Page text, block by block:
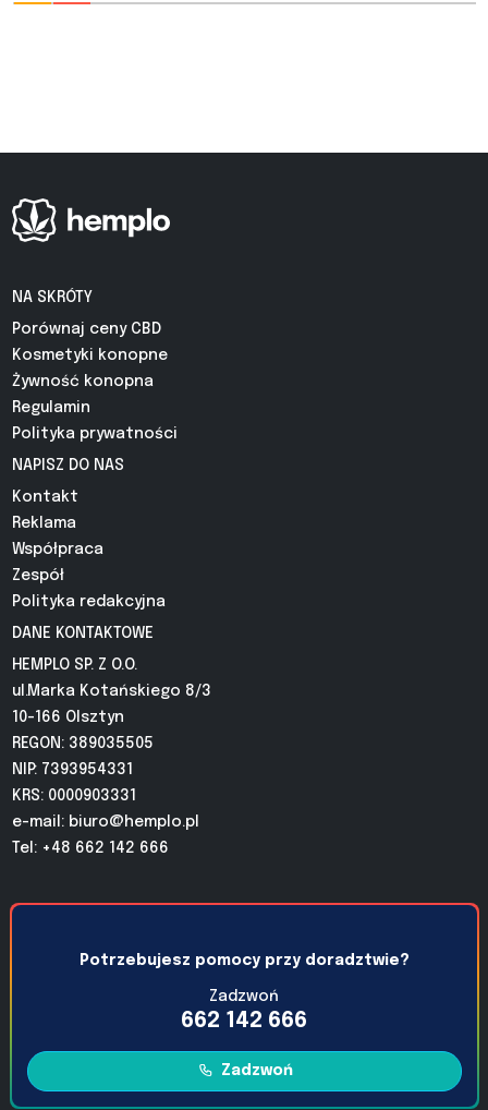
NA SKRÓTY
Porównaj ceny CBD
Kosmetyki konopne
Żywność konopna
Regulamin
Polityka prywatności
NAPISZ DO NAS
Kontakt
Reklama
Współpraca
Zespół
Polityka redakcyjna
DANE KONTAKTOWE
HEMPLO SP. Z O.O.
ul.Marka Kotańskiego 8/3
10-166 Olsztyn
REGON: 389035505
NIP: 7393954331
KRS: 0000903331
e-mail: biuro@hemplo.pl
Tel: +48 662 142 666
Potrzebujesz pomocy przy doradztwie?
Zadzwoń
662 142 666
Zadzwoń